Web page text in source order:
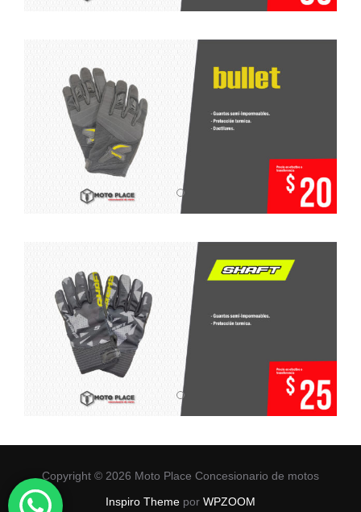
Copyright © 2026 Moto Place Concesionario de motos
Inspiro Theme por WPZOOM